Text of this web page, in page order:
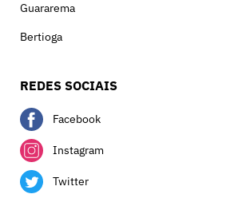
Guararema
Bertioga
REDES SOCIAIS
Facebook
Instagram
Twitter